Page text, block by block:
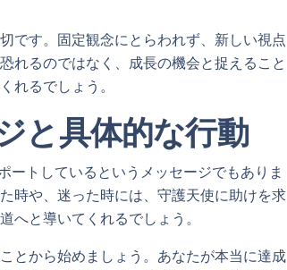
です。固定観念にとらわれず、新しい視点
れるのではなく、成長の機会と捉えること
れるでしょう。
と具体的な行動
ートしているというメッセージでもありま
時や、迷った時には、守護天使に助けを求
へと導いてくれるでしょう。
とから始めましょう。あなたが本当に達成